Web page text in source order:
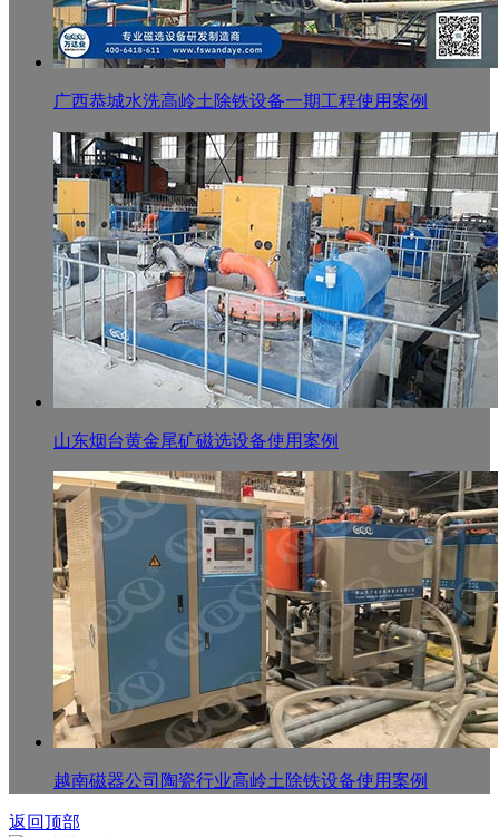
广西恭城水洗高岭土除铁设备一期工程使用案例
山东烟台黄金尾矿磁选设备使用案例
越南磁器公司陶瓷行业高岭土除铁设备使用案例
返回顶部